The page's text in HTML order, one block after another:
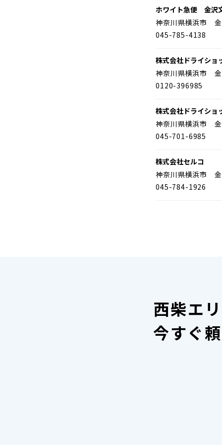
ホワイト急便 金沢
神奈川県横浜市 金
045-785-4138
株式会社ドライショ
神奈川県横浜市 金
0120-396985
株式会社ドライショ
神奈川県横浜市 金
045-701-6985
株式会社セルコ
神奈川県横浜市 金
045-784-1926
西柴エ
今すぐ